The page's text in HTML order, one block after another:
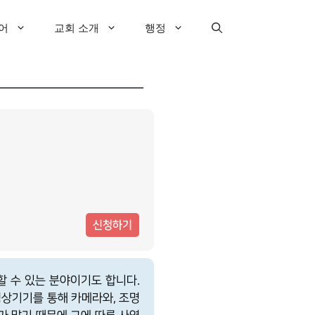
교회 소개 행정
신청하기
수 있는 분야이기도 합니다.
기기를 통해 카메라와, 조명